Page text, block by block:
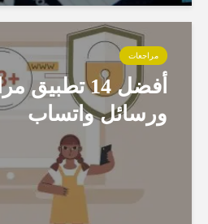
مراجعات
أفضل 14
ورسائل واتساب